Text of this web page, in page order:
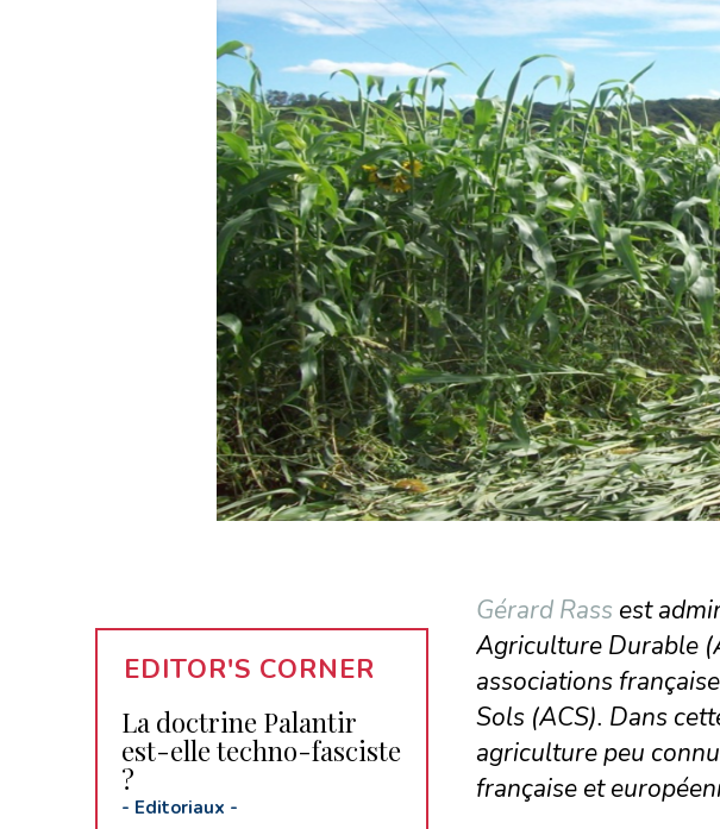
Gérard Rass est
Agriculture Durable
associations
Sols (ACS). Dans
agriculture peu
française et
EDITOR'S CORNER
La doctrine Palantir
est-elle techno-fasciste
?
- Editoriaux -